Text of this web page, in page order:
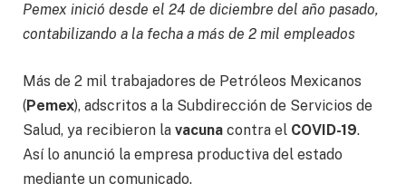
Pemex inició desde el 24 de diciembre del año pasado,
contabilizando a la fecha a más de 2 mil empleados
Más de 2 mil trabajadores de Petróleos Mexicanos
(Pemex), adscritos a la Subdirección de Servicios de
Salud, ya recibieron la vacuna contra el COVID-19.
Así lo anunció la empresa productiva del estado
mediante un comunicado.